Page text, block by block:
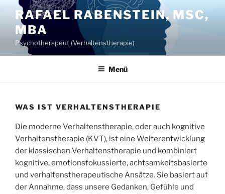
Inhalt
springen
RAFAEL RABENSTEIN, MSC,
MBA
Psychotherapeut (Verhaltenstherapie)
Menü
WAS IST VERHALTENSTHERAPIE
Die moderne Verhaltenstherapie, oder auch kognitive
Verhaltenstherapie (KVT), ist eine Weiterentwicklung
der klassischen Verhaltenstherapie und kombiniert
kognitive, emotionsfokussierte, achtsamkeitsbasierte
und verhaltenstherapeutische Ansätze. Sie basiert auf
der Annahme, dass unsere Gedanken, Gefühle und